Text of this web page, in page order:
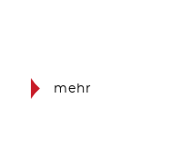
mehr